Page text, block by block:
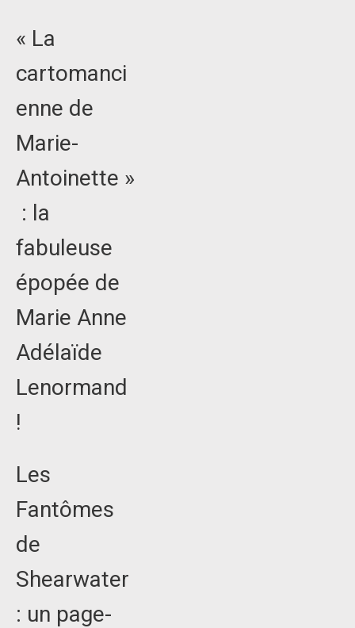
« La
cartomanci
enne de
Marie-
Antoinette »
: la
fabuleuse
épopée de
Marie Anne
Adélaïde
Lenormand
!
Les
Fantômes
de
Shearwater
: un page-